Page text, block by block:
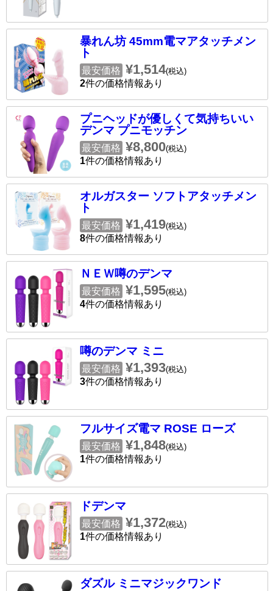
暴れん坊 45mm電マアタッチメン
ト
最安価格 ¥1,514(税込)
2件の価格情報あり
プニヘッドが優しくて気持ちいい
デンマ プニモッチン
最安価格 ¥8,800(税込)
1件の価格情報あり
オルガスター ソフトアタッチメン
ト
最安価格 ¥1,419(税込)
8件の価格情報あり
ＮＥＷ噂のデンマ
最安価格 ¥1,595(税込)
4件の価格情報あり
噂のデンマ ミニ
最安価格 ¥1,393(税込)
3件の価格情報あり
フルサイズ電マ ROSE ローズ
最安価格 ¥1,848(税込)
1件の価格情報あり
ドデンマ
最安価格 ¥1,372(税込)
1件の価格情報あり
ダズル ミニマジックワンド